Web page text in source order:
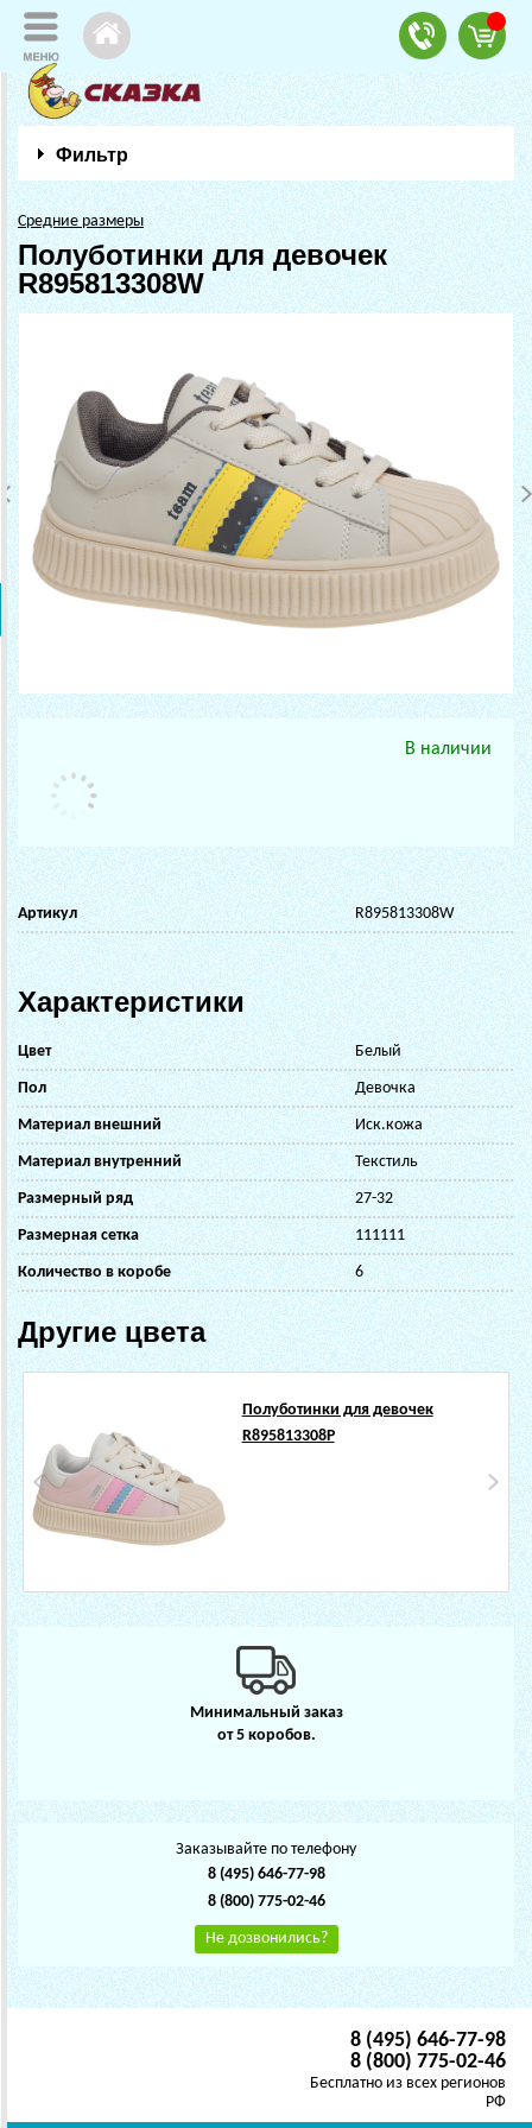
Фильтр
Средние размеры
Полуботинки для девочек
R895813308W
В наличии
Артикул R895813308W
Характеристики
Цвет Белый
Пол Девочка
Материал внешний Иск.кожа
Материал внутренний Текстиль
Размерный ряд 27-32
Размерная сетка 111111
Количество в коробе 6
Другие цвета
Полуботинки для девочек
R895813308P
Минимальный заказ
от 5 коробов.
Заказывайте по телефону
8 (495) 646-77-98
8 (800) 775-02-46
Не дозвонились?
8 (495) 646-77-98
8 (800) 775-02-46
Бесплатно из всех регионов
РФ